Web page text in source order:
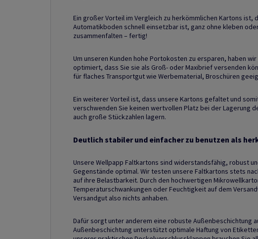
Ein großer Vorteil im Vergleich zu herkömmlichen Kartons ist,
Automatikboden schnell einsetzbar ist, ganz ohne kleben
zusammenfalten – fertig!
Um unseren Kunden hohe Portokosten zu ersparen, haben
optimiert, dass Sie sie als Groß- oder Maxibrief versenden
für flaches Transportgut wie Werbematerial, Broschüren
Ein weiterer Vorteil ist, dass unsere Kartons gefaltet und
verschwenden Sie keinen wertvollen Platz bei der Lagerung
auch große Stückzahlen lagern.
Deutlich stabiler und einfacher zu benutzen als
Unsere Wellpapp Faltkartons sind widerstandsfähig, robust
Gegenstände optimal. Wir testen unsere Faltkartons stets
auf ihre Belastbarkeit. Durch den hochwertigen
Temperaturschwankungen oder Feuchtigkeit auf dem
Versandgut also nichts anhaben.
Dafür sorgt unter anderem eine robuste Außenbeschichtung
Außenbeschichtung unterstützt optimale Haftung von